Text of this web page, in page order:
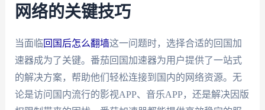
网络的关键技巧
当面临回国后怎么翻墙这一问题时，选择合适的回国加
速器成为了关键。番茄回国加速器为用户提供了一站式
的解决方案，帮助他们轻松连接到国内的网络资源。无
论是访问国内流行的影视APP、音乐APP，还是解决因版